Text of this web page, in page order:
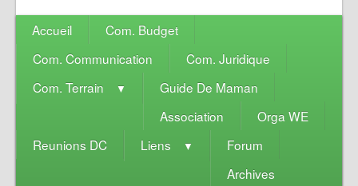
Accueil
Com. Budget
Com. Communication
Com. Juridique
Com. Terrain
▼
Guide De Maman
Association
Orga WE
Reunions DC
Liens ▼
Forum
Archives